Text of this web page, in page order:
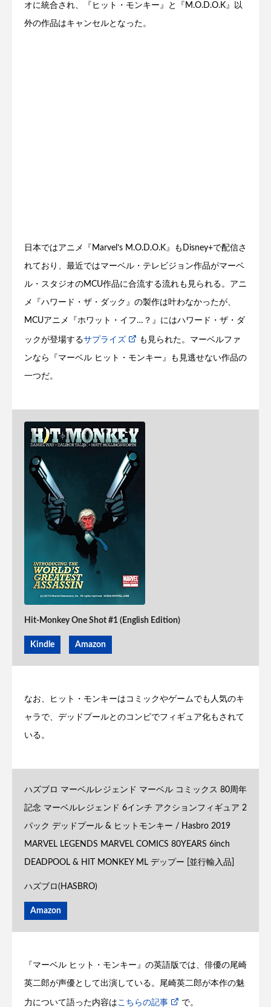
オに統合され、『ヒット・モンキー』と『M.O.D.O.K』以
外の作品はキャンセルとなった。
日本ではアニメ『Marvel’s M.O.D.O.K』もDisney+で配信さ
れており、最近ではマーベル・テレビジョン作品がマーベ
ル・スタジオのMCU作品に合流する流れも見られる。アニ
メ『ハワード・ザ・ダック』の製作は叶わなかったが、
MCUアニメ『ホワット・イフ…？』にはハワード・ザ・ダ
ックが登場するサプライズ も見られた。マーベルファ
ンなら『マーベル ヒット・モンキー』も見逃せない作品の
一つだ。
Hit-Monkey One Shot #1 (English Edition)
Kindle Amazon
なお、ヒット・モンキーはコミックやゲームでも人気のキ
ャラで、デッドプールとのコンビでフィギュア化もされて
いる。
ハズブロ マーベルレジェンド マーベル コミックス 80周年
記念 マーベルレジェンド 6インチ アクションフィギュア 2
パック デッドプール & ヒットモンキー / Hasbro 2019
MARVEL LEGENDS MARVEL COMICS 80YEARS 6inch
DEADPOOL & HIT MONKEY ML デップー [並行輸入品]
ハズブロ(HASBRO)
Amazon
『マーベル ヒット・モンキー』の英語版では、俳優の尾崎
英二郎が声優として出演している。尾崎英二郎が本作の魅
力について語った内容はこちらの記事 で。